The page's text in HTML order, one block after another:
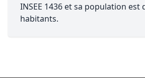
INSEE 1436 et sa population est
habitants.